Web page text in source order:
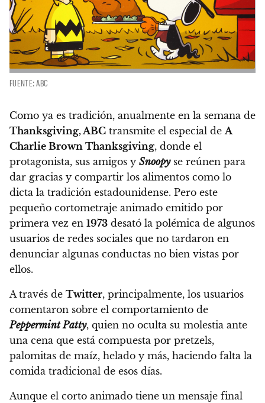
FUENTE: ABC
Como ya es tradición, anualmente en la semana de
Thanksgiving, ABC transmite el especial deA
Charlie Brown Thanksgiving, donde el
protagonista, sus amigos y Snoopyse reúnen para
dar gracias y compartir los alimentos como lo
dicta la tradición estadounidense. Pero este
pequeño cortometraje animado emitido por
primera vez en 1973 desató la polémica de algunos
usuarios de redes sociales que no tardaron en
denunciar algunas conductas no bien vistas por
ellos.
A través de Twitter, principalmente, los usuarios
comentaron sobre el comportamiento de
Peppermint Patty, quien no oculta su molestia ante
una cena que está compuesta por pretzels,
palomitas de maíz, helado y más, haciendo falta la
comida tradicional de esos días.
Aunque el corto animado tiene un mensaje final